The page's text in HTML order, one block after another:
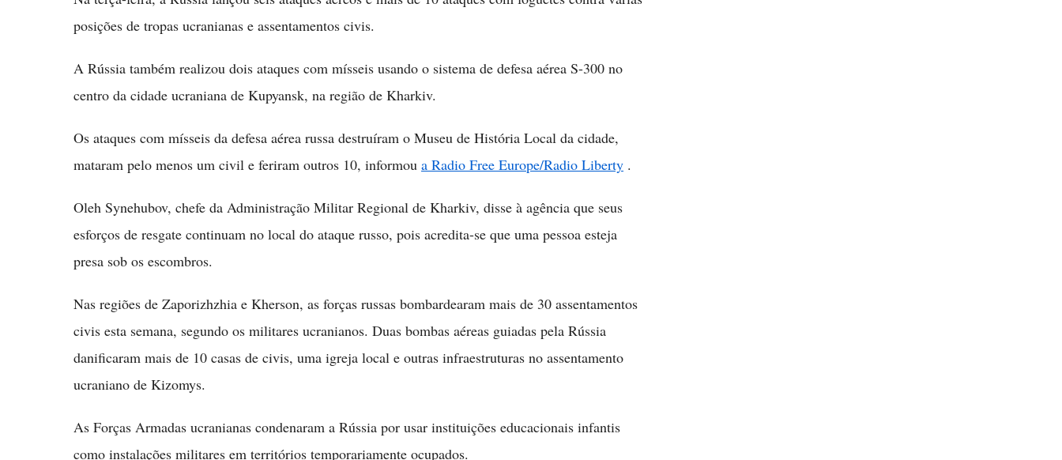
posições de tropas ucranianas e assentamentos civis.
A Rússia também realizou dois ataques com mísseis usando o sistema de defesa aérea S-300 no
centro da cidade ucraniana de Kupyansk, na região de Kharkiv.
Os ataques com mísseis da defesa aérea russa destruíram o Museu de História Local da cidade,
mataram pelo menos um civil e feriram outros 10, informou a Radio Free Europe/Radio Liberty .
Oleh Synehubov, chefe da Administração Militar Regional de Kharkiv, disse à agência que seus
esforços de resgate continuam no local do ataque russo, pois acredita-se que uma pessoa esteja
presa sob os escombros.
Nas regiões de Zaporizhzhia e Kherson, as forças russas bombardearam mais de 30 assentamentos
civis esta semana, segundo os militares ucranianos. Duas bombas aéreas guiadas pela Rússia
danificaram mais de 10 casas de civis, uma igreja local e outras infraestruturas no assentamento
ucraniano de Kizomys.
As Forças Armadas ucranianas condenaram a Rússia por usar instituições educacionais infantis
como instalações militares em territórios temporariamente ocupados.